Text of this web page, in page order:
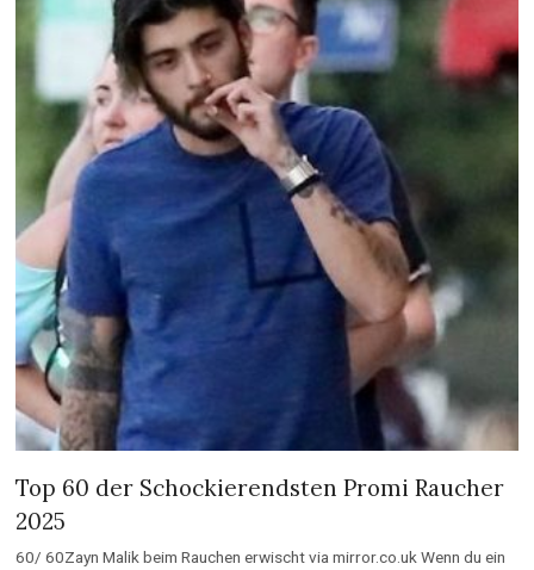
Top 60 der Schockierendsten Promi Raucher
2025
60/ 60Zayn Malik beim Rauchen erwischt via mirror.co.uk Wenn du ein